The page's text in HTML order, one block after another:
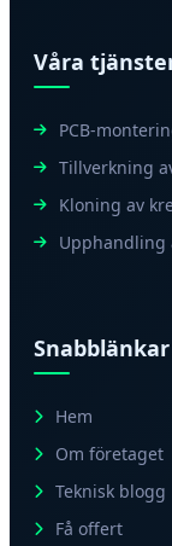
Våra
PCB-
Tillverkning
Kloning av
Upphandling
Snabblänkar
Hem
Om företaget
Teknisk blogg
Få offert